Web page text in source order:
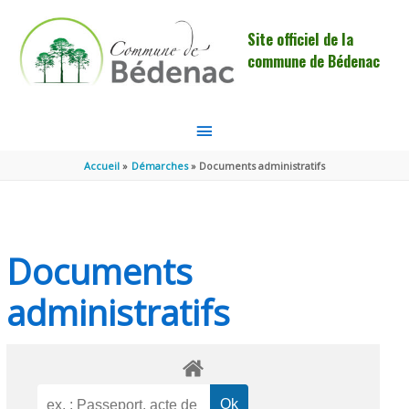
Site officiel de la
commune de Bédenac
MENU
PRINCIPAL
Accueil Démarches Documents administratifs
Documents
administratifs